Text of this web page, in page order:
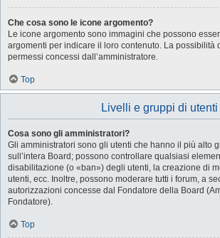
Che cosa sono le icone argomento?
Le icone argomento sono immagini che possono
argomenti per indicare il loro contenuto. La possibilità
permessi concessi dall’amministratore.
Top
Livelli e gruppi di utenti
Cosa sono gli amministratori?
Gli amministratori sono gli utenti che hanno il più alto
sull’intera Board; possono controllare qualsiasi
disabilitazione (o «ban») degli utenti, la creazione di
utenti, ecc. Inoltre, possono moderare tutti i forum, a
autorizzazioni concesse dal Fondatore della Board
Fondatore).
Top